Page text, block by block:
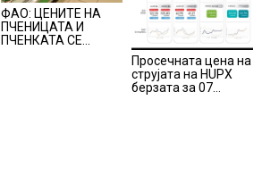
ФАО: ЦЕНИТЕ НА
ПЧЕНИЦАТА И
ПЧЕНКАТА СЕ
Просечната цена на
струјата на HUPX
берзата за 07